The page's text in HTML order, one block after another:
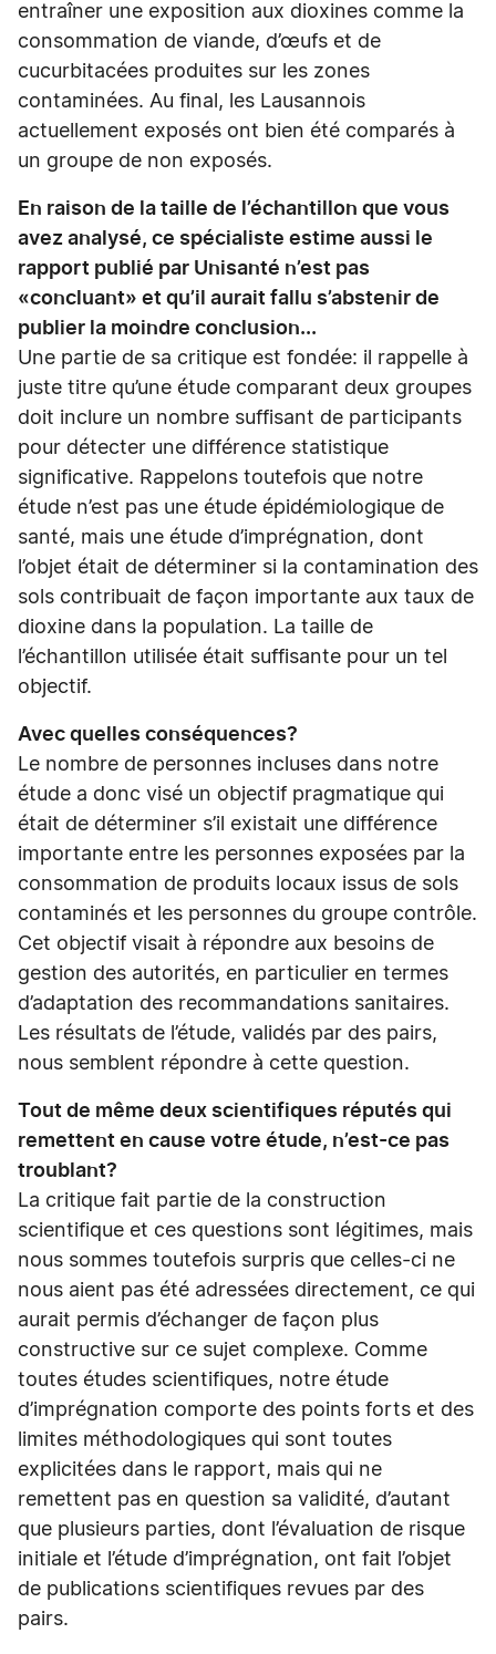
entraîner une exposition aux dioxines comme la
consommation de viande, d’œufs et de
cucurbitacées produites sur les zones
contaminées. Au final, les Lausannois
actuellement exposés ont bien été comparés à
un groupe de non exposés.
En raison de la taille de l’échantillon que vous
avez analysé, ce spécialiste estime aussi le
rapport publié par Unisanté n’est pas
«concluant» et qu’il aurait fallu s’abstenir de
publier la moindre conclusion...
Une partie de sa critique est fondée: il rappelle à
juste titre qu’une étude comparant deux groupes
doit inclure un nombre suffisant de participants
pour détecter une différence statistique
significative. Rappelons toutefois que notre
étude n’est pas une étude épidémiologique de
santé, mais une étude d’imprégnation, dont
l’objet était de déterminer si la contamination des
sols contribuait de façon importante aux taux de
dioxine dans la population. La taille de
l’échantillon utilisée était suffisante pour un tel
objectif.
Avec quelles conséquences?
Le nombre de personnes incluses dans notre
étude a donc visé un objectif pragmatique qui
était de déterminer s’il existait une différence
importante entre les personnes exposées par la
consommation de produits locaux issus de sols
contaminés et les personnes du groupe contrôle.
Cet objectif visait à répondre aux besoins de
gestion des autorités, en particulier en termes
d’adaptation des recommandations sanitaires.
Les résultats de l’étude, validés par des pairs,
nous semblent répondre à cette question.
Tout de même deux scientifiques réputés qui
remettent en cause votre étude, n’est-ce pas
troublant?
La critique fait partie de la construction
scientifique et ces questions sont légitimes, mais
nous sommes toutefois surpris que celles-ci ne
nous aient pas été adressées directement, ce qui
aurait permis d’échanger de façon plus
constructive sur ce sujet complexe. Comme
toutes études scientifiques, notre étude
d’imprégnation comporte des points forts et des
limites méthodologiques qui sont toutes
explicitées dans le rapport, mais qui ne
remettent pas en question sa validité, d’autant
que plusieurs parties, dont l’évaluation de risque
initiale et l’étude d’imprégnation, ont fait l’objet
de publications scientifiques revues par des
pairs.